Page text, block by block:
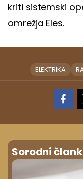
kriti sistemski
omrežja Eles.
ELEKTRIKA
Sorodni